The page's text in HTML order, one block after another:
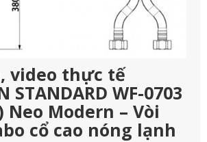
video thực tế
STANDARD WF-0703
Neo Modern – Vòi
cổ cao nóng lạnh